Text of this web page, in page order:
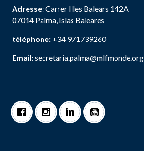
Adresse:Carrer Illes Balears 142A
07014 Palma, Islas Baleares
téléphone: +34 971739260
Email:secretaria.palma@mlfmonde.org